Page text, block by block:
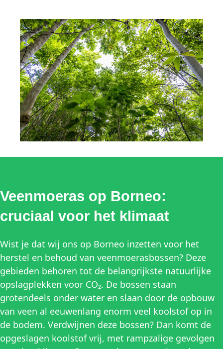
Veenmoeras op Borneo:
cruciaal voor het klimaat
Wist je dat wij ons op Borneo inzetten voor het
herstel en behoud van veenmoerasbossen? Deze
gebieden behoren tot de belangrijkste natuurlijke
opslagplekken voor CO₂. De bossen staan
grotendeels onder water en slaan door de opbouw
van veen al eeuwenlang enorm veel koolstof op in
de bodem. Verdwijnen deze bossen? Dan komt de
opgeslagen koolstof vrij, met rampzalige gevolgen